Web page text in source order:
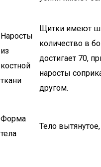
Наросты
из
костной
ткани
Щитки имеют
количество в
достигает 70,
наросты
другом.
Форма
тела
Тело